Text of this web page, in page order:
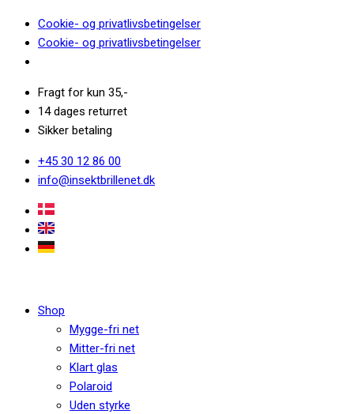
Cookie- og privatlivsbetingelser
Cookie- og privatlivsbetingelser
Fragt for kun 35,-
14 dages returret
Sikker betaling
+45 30 12 86 00
info@insektbrillenet.dk
Shop
Mygge-fri net
Mitter-fri net
Klart glas
Polaroid
Uden styrke